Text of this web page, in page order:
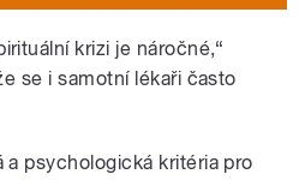
krizi je náročné,“
se i samotní lékaři často
a psychologická kritéria pro